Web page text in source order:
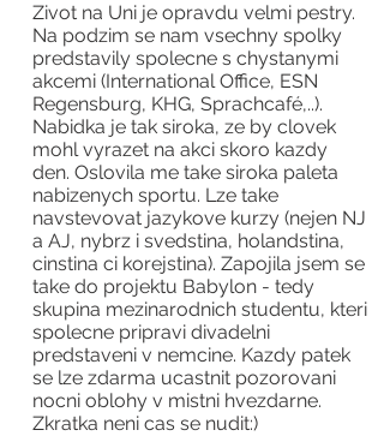
Zivot na Uni je opravdu velmi pestry.
Na podzim se nam vsechny spolky
predstavily spolecne s chystanymi
akcemi (International Office, ESN
Regensburg, KHG, Sprachcafé,..).
Nabidka je tak siroka, ze by clovek
mohl vyrazet na akci skoro kazdy
den. Oslovila me take siroka paleta
nabizenych sportu. Lze take
navstevovat jazykove kurzy (nejen NJ
a AJ, nybrz i svedstina, holandstina,
cinstina ci korejstina). Zapojila jsem se
take do projektu Babylon - tedy
skupina mezinarodnich studentu, kteri
spolecne pripravi divadelni
predstaveni v nemcine. Kazdy patek
se lze zdarma ucastnit pozorovani
nocni oblohy v mistni hvezdarne.
Zkratka neni cas se nudit:)